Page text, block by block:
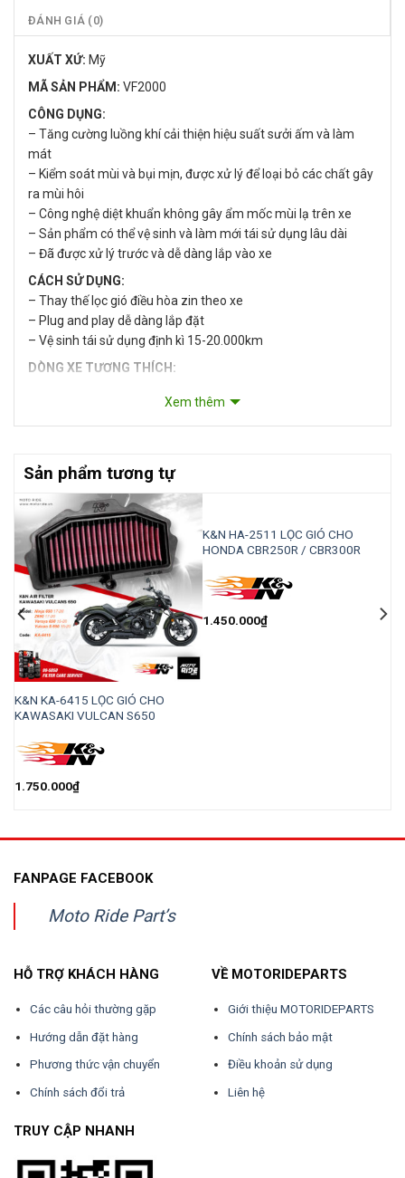
ĐÁNH GIÁ (0)
XUẤT XỨ: Mỹ
MÃ SẢN PHẨM: VF2000
CÔNG DỤNG:
– Tăng cường luồng khí cải thiện hiệu suất sưởi ấm và làm
mát
– Kiểm soát mùi và bụi mịn, được xử lý để loại bỏ các chất gây
ra mùi hôi
– Công nghệ diệt khuẩn không gây ẩm mốc mùi lạ trên xe
– Sản phẩm có thể vệ sinh và làm mới tái sử dụng lâu dài
– Đã được xử lý trước và dễ dàng lắp vào xe
CÁCH SỬ DỤNG:
– Thay thế lọc gió điều hòa zin theo xe
– Plug and play dễ dàng lắp đặt
– Vệ sinh tái sử dụng định kì 15-20.000km
DÒNG XE TƯƠNG THÍCH:
– Land Rover
– Jaguar C2S52338 / T2H8151 / T4K12851
– Land Rover LR036369 / LR055993
– Toyota 8713902090 / 8713906080 / 8713907010 /
8713907020 / 8713930040 / 8713950100 / 87139YZZ10 /
87139YZZ20
Xem thêm
Sản phẩm tương tự
K&N KA-6415 LỌC GIÓ CHO
KAWASAKI VULCAN S650
1.750.000₫
HẾT HÀNG
K&N HA-2511 LỌC GIÓ CHO
HONDA CBR250R / CBR300R
1.450.000₫
FANPAGE FACEBOOK
Moto Ride Part’s
HỖ TRỢ KHÁCH HÀNG
Các câu hỏi thường gặp
Hướng dẫn đặt hàng
Phương thức vận chuyển
Chính sách đổi trả
VỀ MOTORIDEPARTS
Giới thiệu MOTORIDEPARTS
Chính sách bảo mật
Điều khoản sử dụng
Liên hệ
TRUY CẬP NHANH